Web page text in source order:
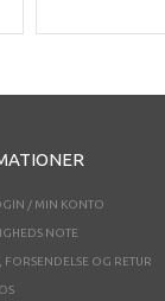
/ MIN KONTO
NOTE
FORSENDELSE OG RETUR